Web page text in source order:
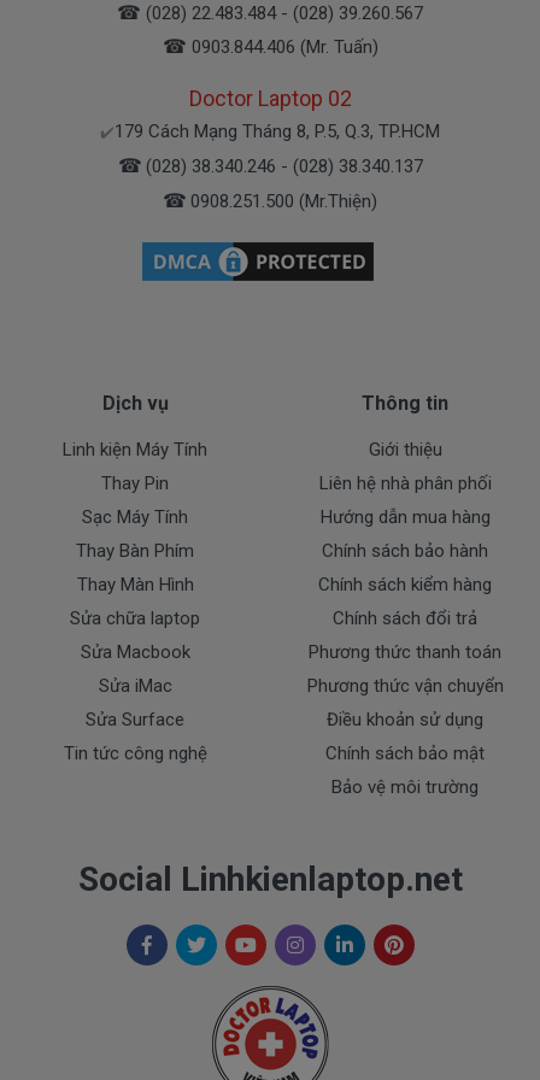
- Trong thời gian sài làm việc nếu pin Dell có các hư
Dell độ chai quá 70%) chúng tôi xin được thay mới
100% cho khách trong thời gian bảo hành.
* Các trường hợp không được bảo hành:
- Pin Dell bị ngập nước.
- Tem niêm phong dán trên pin bị rách hay có dấu
Cam Kết Chất Lượng Pin Cho Máy
Doctorlaptop cam kết chỉ nhập pin chất lượng
tốt.
* Chúng tôi luôn đặt chất lượng lên hàng đầu:
- Pin chất lượng cao hoàn hảo nhất.
- Cam kết quí khách sẻ 100% hài lòng
- Pin đã được kiểm tra test kỹ lưỡng trước khi giao
tới tận tay của quí khách.
- Cam kết được đổi trả khi quí khách không hài lòng.
Dịch Vụ Cho Pin Dell
+ Hỗ trợ 50% chi phí vận chuyển đối với khách ở các
tỉnh ngoài tphcm.
Thanh toán cho pin dell
1. Thanh toán trực tiếp tại văn phòng Cty
DOCTORLAPTOP TẠI TP.HCM
☎ (028) 22.483.484 - (028) 39.260.567
☎ 0903.844.406 (Mr. Tuấn)
Doctor Laptop 02
✔️179 Cách Mạng Tháng 8, P.5, Q.3, TP.HCM
☎ (028) 38.340.246 - (028) 38.340.137
☎ 0908.251.500 (Mr.Thiện)
Dịch vụ
Linh kiện Máy Tính
Thay Pin
Sạc Máy Tính
Thay Bàn Phím
Thay Màn Hình
Sửa chữa laptop
Sửa Macbook
Sửa iMac
Sửa Surface
Tin tức công nghệ
Thông tin
Giới thiệu
Liên hệ nhà phân phối
Hướng dẫn mua hàng
Chính sách bảo hành
Chính sách kiểm hàng
Chính sách đổi trả
Phương thức thanh toán
Phương thức vận chuyển
Điều khoản sử dụng
Chính sách bảo mật
Bảo vệ môi trường
Social Linhkienlaptop.net